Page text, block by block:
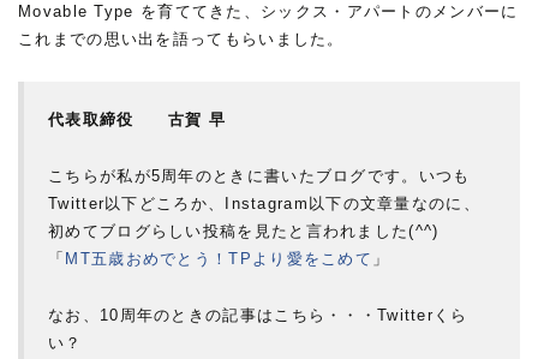
Movable Type を育ててきた、シックス・アパートのメンバーに
これまでの思い出を語ってもらいました。
代表取締役 古賀 早
こちらが私が5周年のときに書いたブログです。いつも
Twitter以下どころか、Instagram以下の文章量なのに、
初めてブログらしい投稿を見たと言われました(^^)
「 MT五歳おめでとう！TPより愛をこめて 」
なお、10周年のときの記事はこちら・・・Twitterくら
い？